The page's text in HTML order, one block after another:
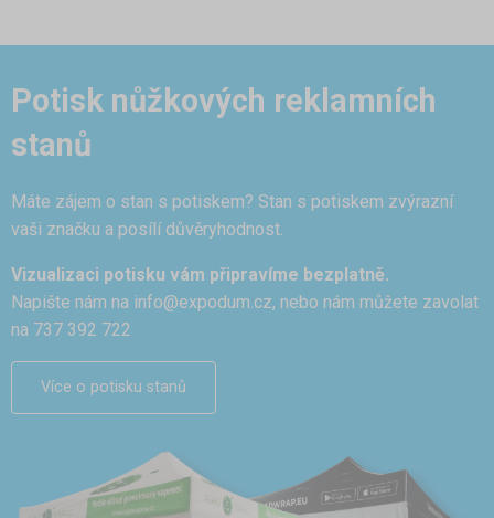
Potisk nůžkových reklamních
stanů
Máte zájem o stan s potiskem? Stan s potiskem zvýrazní
vaši značku a posílí důvěryhodnost.
Vizualizaci potisku vám připravíme bezplatně.
Napište nám na info@expodum.cz, nebo nám můžete zavolat
na 737 392 722
Více o potisku stanů